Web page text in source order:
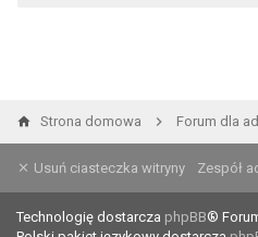
Strona domowa
Usuń ciasteczka witryny Zespół
Technologię dostarcza phpBB®